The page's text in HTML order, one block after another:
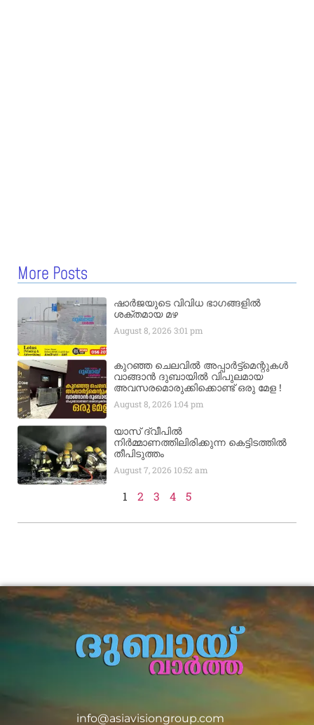
More Posts
ഷാർജയുടെ വിവിധ ഭാഗങ്ങളിൽ
ശക്തമായ മഴ
August 8, 20263:01 pm
കുറഞ്ഞ ചെലവിൽ അപ്പാർട്ട്മെന്റുകൾ
വാങ്ങാൻ ദുബായിൽ വിപുലമായ
അവസരമൊരുക്കിക്കൊണ്ട് ഒരു മേള !
August 8, 2026 1:04 pm
യാസ് ദ്വീപിൽ
നിർമ്മാണത്തിലിരിക്കുന്ന കെട്ടിടത്തിൽ
തീപിടുത്തം
August 7, 2026 10:52 am
1 2 3 4 5
info@asiavisiongroup.com